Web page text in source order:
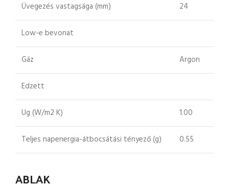
Üvegezés vastagsága (mm) 24
Low-e bevonat
Gáz Argon
Edzett
Ug (W/m2 K) 1.00
Teljes napenergia-átbocsátási tényező (g) 0.55
ABLAK